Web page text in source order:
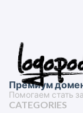
Премиум
Помогаем стать
CATEGORIES